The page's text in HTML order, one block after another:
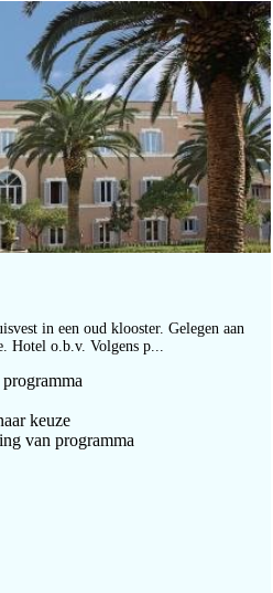
in een oud klooster. Gelegen aan
Hotel o.b.v. Volgens p...
keuze
van programma